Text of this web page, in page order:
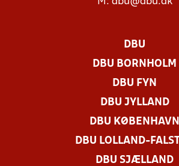
DBU
DBU BORNHOLM
DBU FYN
DBU JYLLAND
DBU KØBENHAVN
DBU LOLLAND-
DBU SJÆLLAND